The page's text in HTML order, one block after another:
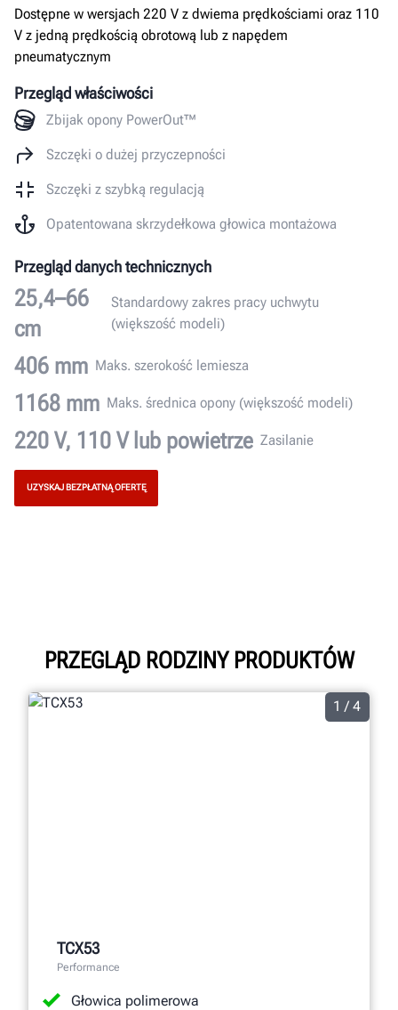
Dostępne w wersjach 220 V z dwiema prędkościami oraz 110
V z jedną prędkością obrotową lub z napędem
pneumatycznym
Przegląd właściwości
Zbijak opony PowerOut™
Szczęki o dużej przyczepności
Szczęki z szybką regulacją
Opatentowana skrzydełkowa głowica montażowa
Przegląd danych technicznych
25,4–66
cm
Standardowy zakres pracy uchwytu
(większość modeli)
406 mm Maks. szerokość lemiesza
1168 mm Maks. średnica opony (większość modeli)
220 V, 110 V lub powietrze Zasilanie
UZYSKAJ BEZPŁATNĄ OFERTĘ
PRZEGLĄD RODZINY PRODUKTÓW
1 / 4
TCX53
Performance
Głowica polimerowa